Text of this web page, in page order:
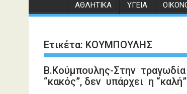
ΑΘΛΗΤΙΚΆ ΥΓΕΊΑ
Ετικέτα: ΚΟΥΜΠΟΥΛΗΣ
Β.Κούμπουλης-Στην
“κακός”, δεν υπάρχει η